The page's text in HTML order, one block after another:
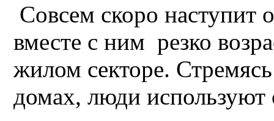
Совсем скоро наступит
вместе с ним резко
жилом секторе.
домах, люди используют